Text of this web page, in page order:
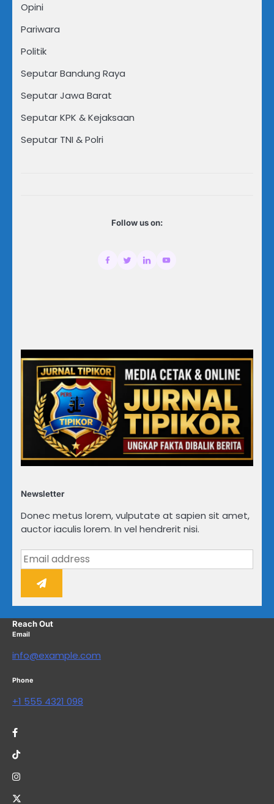
Opini
Pariwara
Politik
Seputar Bandung Raya
Seputar Jawa Barat
Seputar KPK & Kejaksaan
Seputar TNI & Polri
Follow us on:
Newsletter
Donec metus lorem, vulputate at sapien sit amet,
auctor iaculis lorem. In vel hendrerit nisi.
Reach Out
Email
info@example.com
Phone
+1 555 4321 098